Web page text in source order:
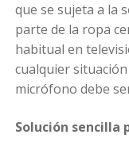
que se sujeta a la
parte de la ropa
habitual en
cualquier
micrófono debe
Solución sencilla